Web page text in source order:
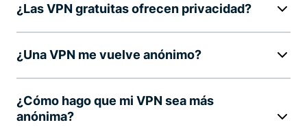
¿Las VPN gratuitas ofrecen privacidad?
¿Una VPN me vuelve anónimo?
¿Cómo hago que mi VPN sea más
anónima?